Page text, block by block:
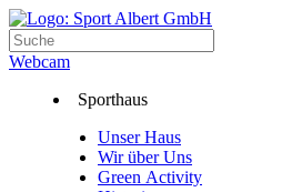
Webcam
Sporthaus
Unser Haus
Wir über Uns
Green Activity